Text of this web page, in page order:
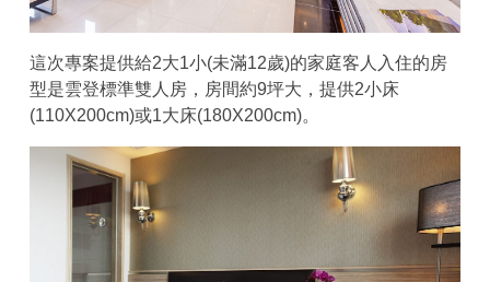
這次專案提供給2大1小(未滿12歲)的家庭客人入住的房
型是雲登標準雙人房，房間約9坪大，提供2小床
(110X200cm)或1大床(180X200cm)。